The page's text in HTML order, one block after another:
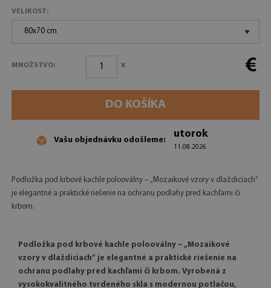
VELIKOST:
80x70 cm
MNOŽSTVO: x €
DO KOŠÍKA
Vašu objednávku odošleme:
utorok
11.08.2026
Podložka pod krbové kachle polooválny – „Mozaikové vzory v dlaždiciach“
je elegantné a praktické riešenie na ochranu podlahy pred kachľami či
krbom.
Podložka pod krbové kachle polooválny – „Mozaikové
vzory v dlaždiciach“ je elegantné a praktické riešenie na
ochranu podlahy pred kachľami či krbom. Vyrobená z
vysokokvalitného tvrdeného skla s modernou potlačou,